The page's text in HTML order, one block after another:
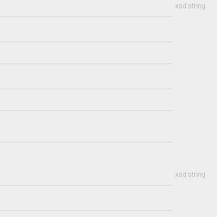
xsd:string
xsd:string